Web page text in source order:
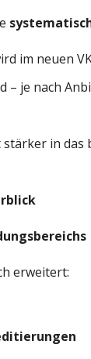
im neuen
– je nach
in
erweitert: